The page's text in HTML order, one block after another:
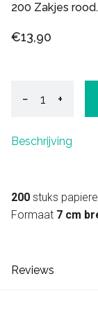
200 Zakjes
€13,90
− +
Beschrijving
200 stuks
Formaat 7 cm
Reviews